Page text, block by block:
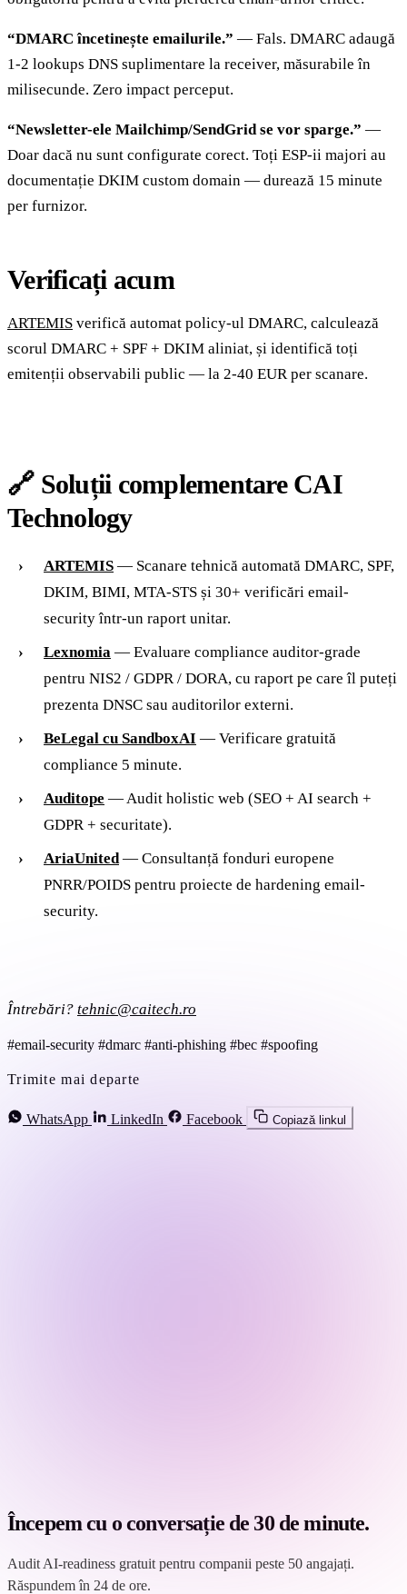
“DMARC încetinește emailurile.” — Fals. DMARC adaugă
1-2 lookups DNS suplimentare la receiver, măsurabile în
milisecunde. Zero impact perceput.
“Newsletter-ele Mailchimp/SendGrid se vor sparge.” —
Doar dacă nu sunt configurate corect. Toți ESP-ii majori au
documentație DKIM custom domain — durează 15 minute
per furnizor.
Verificați acum
ARTEMIS verifică automat policy-ul DMARC, calculează
scorul DMARC + SPF + DKIM aliniat, și identifică toți
emitenții observabili public — la 2-40 EUR per scanare.
🔗 Soluții complementare CAI
Technology
ARTEMIS — Scanare tehnică automată DMARC, SPF,
DKIM, BIMI, MTA-STS și 30+ verificări email-
security într-un raport unitar.
Lexnomia — Evaluare compliance auditor-grade
pentru NIS2 / GDPR / DORA, cu raport pe care îl puteți
prezenta DNSC sau auditorilor externi.
BeLegal cu SandboxAI — Verificare gratuită
compliance 5 minute.
Auditope — Audit holistic web (SEO + AI search +
GDPR + securitate).
AriaUnited— Consultanță fonduri europene
PNRR/POIDS pentru proiecte de hardening email-
security.
Întrebări? tehnic@caitech.ro
#email-security #dmarc #anti-phishing #bec #spoofing
Trimite mai departe
WhatsApp LinkedIn Facebook Copiază linkul
Începem cu o conversație de 30 de minute.
Audit AI-readiness gratuit pentru companii peste 50 angajați.
Răspundem în 24 de ore.